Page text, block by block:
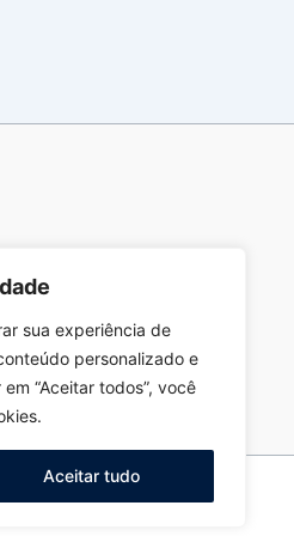
sua experiência de
personalizado e
“Aceitar todos”, você
Aceitar tudo